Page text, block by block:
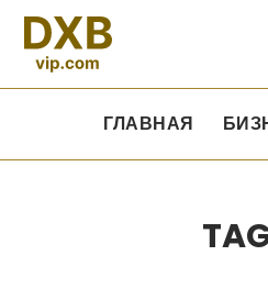
ГЛАВНАЯ